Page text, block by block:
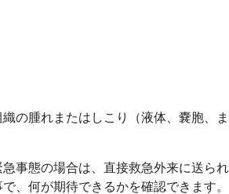
の腫れまたはしこり（液体、嚢胞、ま
事態の場合は、直接救急外来に送られ
、何が期待できるかを確認できます。